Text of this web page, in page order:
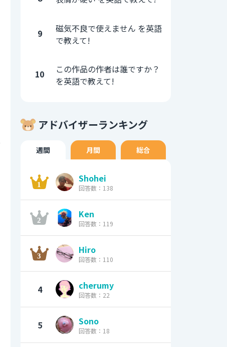
9
磁気不良で使えません を英語
で教えて!
10
この作品の作者は誰ですか？
を英語で教えて!
アドバイザーランキング
週間 月間 総合
Shohei
回答数：138
Ken
回答数：119
Hiro
回答数：110
4 cherumy
回答数：22
5 Sono
回答数：18